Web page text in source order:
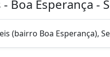
Boa Esperança -
(bairro Boa Esperança),